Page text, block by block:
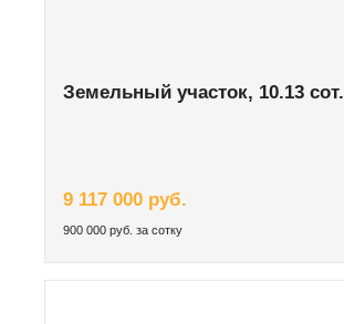
Земельный участок, 10.13 сот.
9 117 000 руб.
900 000 руб. за сотку